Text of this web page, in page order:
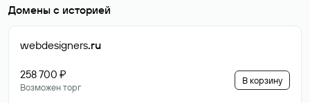
Домены с историей
webdesigners.ru
258 700 ₽
Возможен торг
В корзину